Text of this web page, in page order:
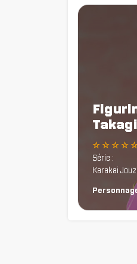
☆ ☆ ☆ ☆
Série :
Karakai